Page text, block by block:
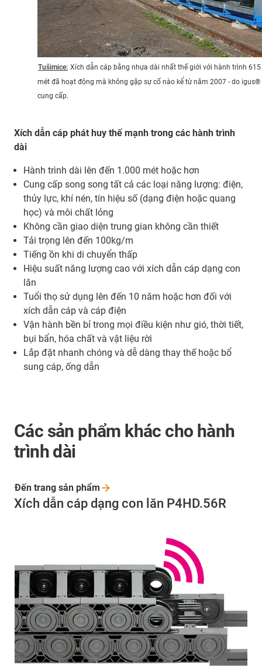
Tušimice: Xích dẫn cáp bằng nhựa dài nhất thế giới với hành trình 615
mét đã hoạt động mà không gặp sự cố nào kể từ năm 2007 - do igus®
cung cấp.
Xích dẫn cáp phát huy thế mạnh trong các hành trình
dài
Hành trình dài lên đến 1.000 mét hoặc hơn
Cung cấp song song tất cả các loại năng lượng: điện,
thủy lực, khí nén, tín hiệu số (dạng điện hoặc quang
học) và môi chất lỏng
Không cần giao diện trung gian không cần thiết
Tải trọng lên đến 100kg/m
Tiếng ồn khi di chuyển thấp
Hiệu suất năng lượng cao với xích dẫn cáp dạng con
lăn
Tuổi thọ sử dụng lên đến 10 năm hoặc hơn đối với
xích dẫn cáp và cáp điện
Vận hành bền bỉ trong mọi điều kiện như gió, thời tiết,
bụi bẩn, hóa chất và vật liệu rời
Lắp đặt nhanh chóng và dễ dàng thay thế hoặc bổ
sung cáp, ống dẫn
Các sản phẩm khác cho hành
trình dài
Xích dẫn cáp dạng con lăn P4HD.56R
Đến trang sản phẩm